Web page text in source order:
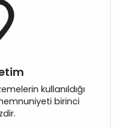
kullanıldığı
birinci